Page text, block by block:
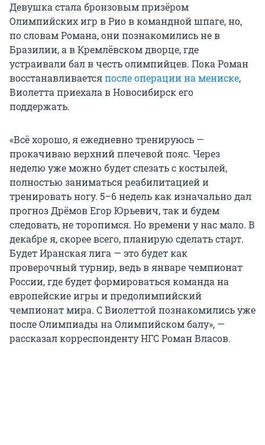
Девушка стала бронзовым призёром
Олимпийских игр в Рио в командной шпаге, но,
по словам Романа, они познакомились не в
Бразилии, а в Кремлёвском дворце, где
устраивали бал в честь олимпийцев. Пока Роман
восстанавливаетсяпосле операции на мениске,
Виолетта приехала в Новосибирск его
поддержать.
«Всё хорошо, я ежедневно тренируюсь —
прокачиваю верхний плечевой пояс. Через
неделю уже можно будет слезать с костылей,
полностью заниматься реабилитацией и
тренировать ногу. 5–6 недель как изначально дал
прогноз Дрёмов Егор Юрьевич, так и будем
следовать, не торопимся. Но времени у нас мало. В
декабре я, скорее всего, планирую сделать старт.
Будет Иранская лига — это будет как
проверочный турнир, ведь в январе чемпионат
России, где будет формироваться команда на
европейские игры и предолимпийский
чемпионат мира. С Виолеттой познакомились уже
после Олимпиады на Олимпийском балу», —
рассказал корреспонденту НГС Роман Власов.